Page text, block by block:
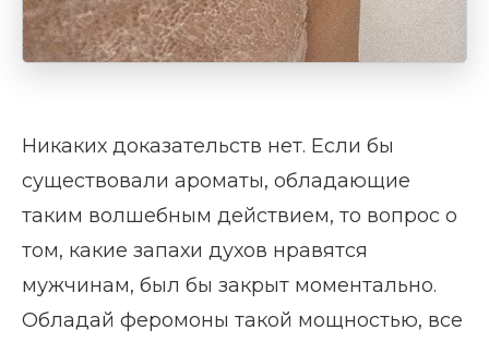
Никаких доказательств нет. Если бы
существовали ароматы, обладающие
таким волшебным действием, то вопрос о
том, какие запахи духов нравятся
мужчинам, был бы закрыт моментально.
Обладай феромоны такой мощностью, все